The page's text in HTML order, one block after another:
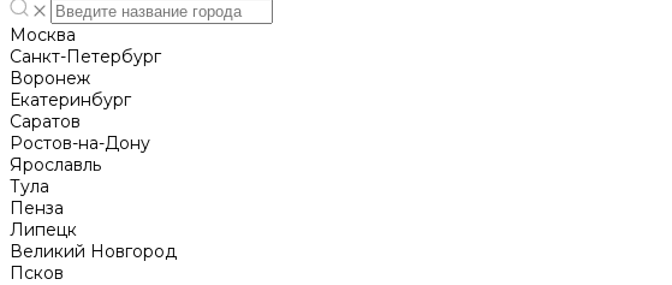
Москва
Санкт-Петербург
Воронеж
Екатеринбург
Саратов
Ростов-на-Дону
Ярославль
Тула
Пенза
Липецк
Великий Новгород
Псков